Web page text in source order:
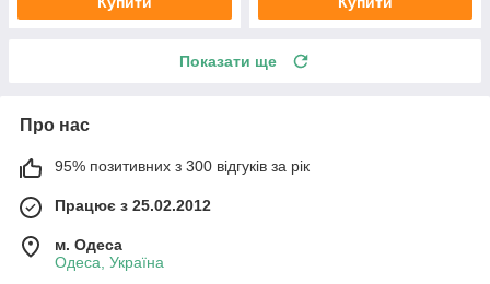
Показати ще
Про нас
95% позитивних з 300 відгуків за рік
Працює з 25.02.2012
м. Одеса
Одеса, Україна